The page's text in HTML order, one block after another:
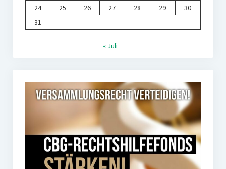
24 25 26 27 28 29
30
31
« Juli